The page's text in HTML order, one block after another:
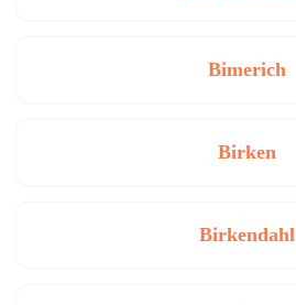
Bimerich
Birken
Birkendahl